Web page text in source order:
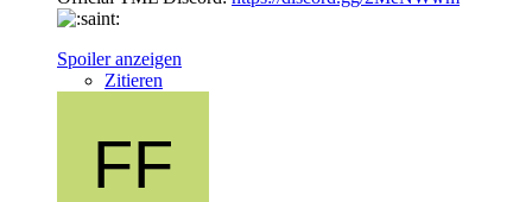
Spoiler anzeigen
Zitieren